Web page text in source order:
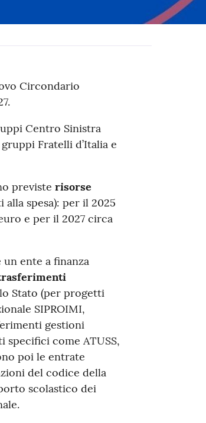
Circondario
Centro Sinistra
Fratelli d’Italia e
previste risorse
spesa): per il 2025
e per il 2027 circa
ente a finanza
Stato (per progetti
SIPROIMI,
gestioni
specifici come ATUSS,
poi le entrate
del codice della
scolastico dei